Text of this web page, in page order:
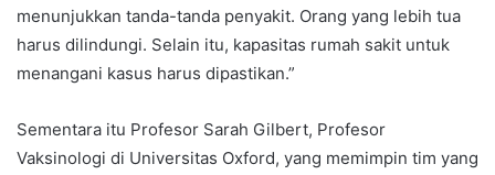
menunjukkan tanda-tanda penyakit. Orang yang lebih tua
harus dilindungi. Selain itu, kapasitas rumah sakit untuk
menangani kasus harus dipastikan.”
Sementara itu Profesor Sarah Gilbert, Profesor
Vaksinologi di Universitas Oxford, yang memimpin tim yang